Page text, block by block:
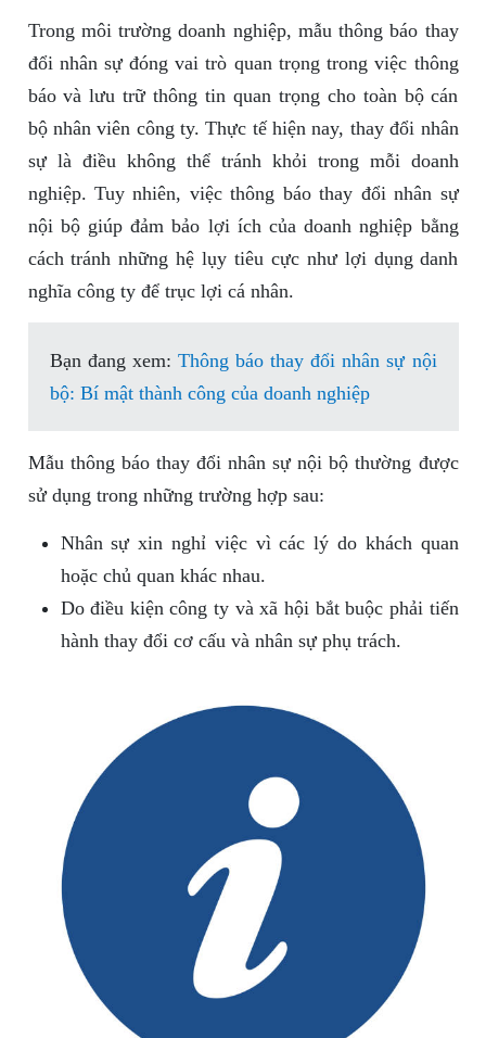
Trong môi trường doanh nghiệp, mẫu thông báo thay
đổi nhân sự đóng vai trò quan trọng trong việc thông
báo và lưu trữ thông tin quan trọng cho toàn bộ cán
bộ nhân viên công ty. Thực tế hiện nay, thay đổi nhân
sự là điều không thể tránh khỏi trong mỗi doanh
nghiệp. Tuy nhiên, việc thông báo thay đổi nhân sự
nội bộ giúp đảm bảo lợi ích của doanh nghiệp bằng
cách tránh những hệ lụy tiêu cực như lợi dụng danh
nghĩa công ty để trục lợi cá nhân.
Bạn đang xem: Thông báo thay đổi nhân sự nội
bộ: Bí mật thành công của doanh nghiệp
Mẫu thông báo thay đổi nhân sự nội bộ thường được
sử dụng trong những trường hợp sau:
Nhân sự xin nghỉ việc vì các lý do khách quan
hoặc chủ quan khác nhau.
Do điều kiện công ty và xã hội bắt buộc phải tiến
hành thay đổi cơ cấu và nhân sự phụ trách.